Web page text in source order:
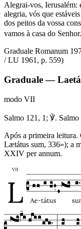
Alegrai-vos, Ierusalém:
alegria, vós que
dos peitos da vossa
vamos à casa do
Graduale Romanum
/ LU 1961, p. 559)
Graduale —
modo VII
Salmo 121, 1; ℣. Salmo
Após a primeira
Lætátus sum, 336»); a
XXIV per annum.